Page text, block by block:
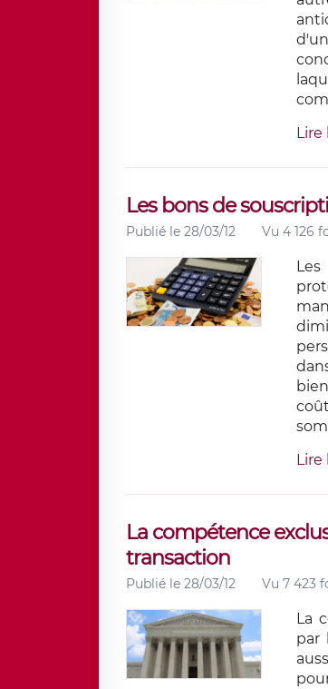
Lire
Les bons de
Publié le 28/03/12 Vu 4 126
Lire
La compétence
transaction
Publié le 28/03/12 Vu 7 423
La
par